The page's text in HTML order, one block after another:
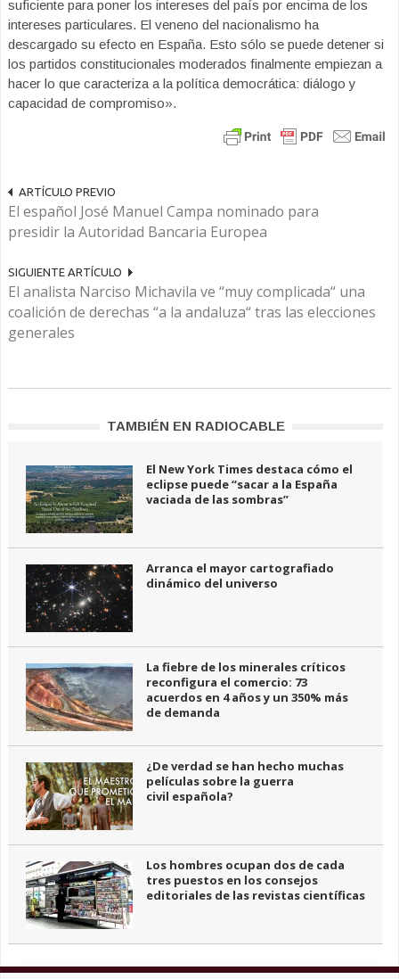
suficiente para poner los intereses del país por encima de los
intereses particulares. El veneno del nacionalismo ha
descargado su efecto en España. Esto sólo se puede detener si
los partidos constitucionales moderados finalmente empiezan a
hacer lo que caracteriza a la política democrática: diálogo y
capacidad de compromiso».
ARTÍCULO PREVIO
El español José Manuel Campa nominado para
presidir la Autoridad Bancaria Europea
SIGUIENTE ARTÍCULO
El analista Narciso Michavila ve “muy complicada“ una
coalición de derechas “a la andaluza“ tras las elecciones
generales
TAMBIÉN EN RADIOCABLE
El New York Times destaca cómo el
eclipse puede “sacar a la España
vaciada de las sombras”
Arranca el mayor cartografiado
dinámico del universo
La fiebre de los minerales críticos
reconfigura el comercio: 73
acuerdos en 4 años y un 350% más
de demanda
¿De verdad se han hecho muchas
películas sobre la guerra
civil española?
Los hombres ocupan dos de cada
tres puestos en los consejos
editoriales de las revistas científicas